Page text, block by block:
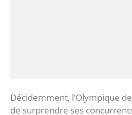
Décidemment, l’Olympique
de surprendre ses